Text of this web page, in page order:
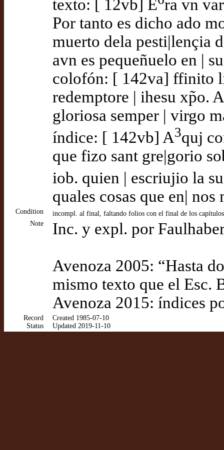
texto: [ 12vb] E ra vn
Por tanto es dicho ado
muerto dela pesti|lençia
avn es pequeñuelo en |
colofón: [ 142va] ffinito
redemptore | ihesu xp̃o.
gloriosa semper | virgo
índice: [ 142vb] A3quj
que fizo sant gre|gorio
iob. quien | escriujio la
quales cosas que en|
Condition
incompl. al final, faltando folios con el final de los
Note
Inc. y expl. por
Avenoza 2005: “Hasta
mismo texto que el Esc.
Avenoza 2015: índices
Record
Status
Created 1985-07-10
Updated 2019-11-10